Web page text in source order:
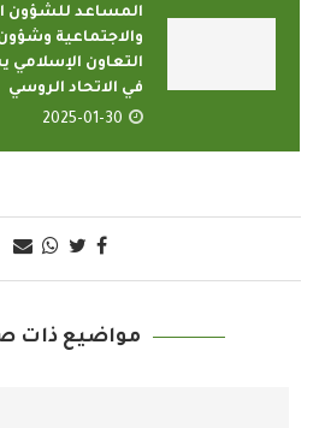
المساعد للشؤون
والاجتماعية
التعاون الإسلامي
في الاتحاد الروسي
2025-01-30
مواضيع ذات